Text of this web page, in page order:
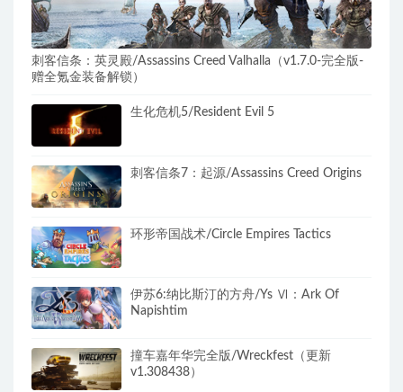
刺客信条：英灵殿/Assassins Creed Valhalla（v1.7.0-完全版-
赠全氪金装备解锁）​
生化危机5/Resident Evil 5
刺客信条7：起源/Assassins Creed Origins
环形帝国战术/Circle Empires Tactics
伊苏6:纳比斯汀的方舟/Ys Ⅵ：Ark Of
Napishtim
撞车嘉年华完全版/Wreckfest（更新
v1.308438）